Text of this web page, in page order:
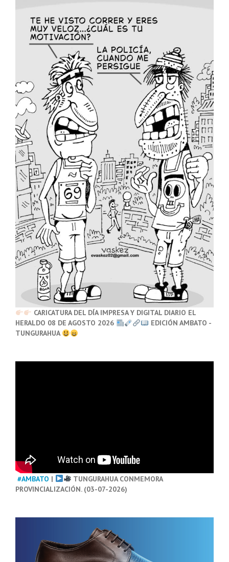
CARICATURA DEL DÍA IMPRESA Y DIGITAL DIARIO EL
HERALDO 08 DE AGOSTO 2026
EDICIÓN AMBATO -
TUNGURAHUA
#AMBATO |
TUNGURAHUA CONMEMORA
PROVINCIALIZACIÓN. (03-07-2026)